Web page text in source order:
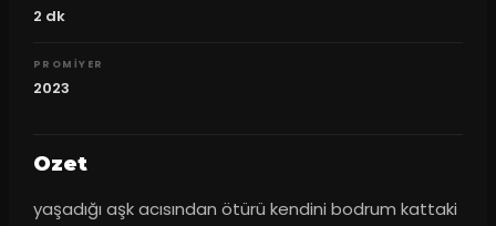
2 dk
PROMIYER
2023
Ozet
yaşadığı aşk acısından ötürü kendini bodrum kattaki